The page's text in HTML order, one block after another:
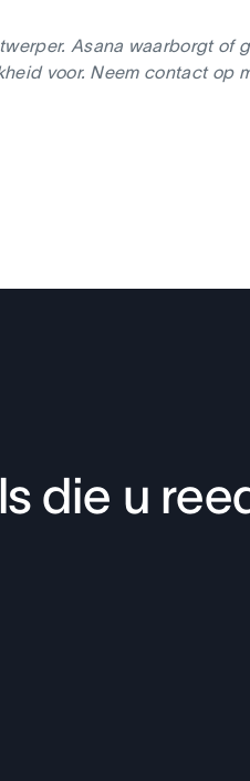
Asana waarborgt of
voor. Neem contact op
die u